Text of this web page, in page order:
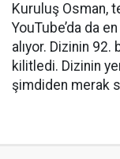
Kuruluş Osman,
YouTube’da da
alıyor. Dizinin
kilitledi. Dizinin
şimdiden merak